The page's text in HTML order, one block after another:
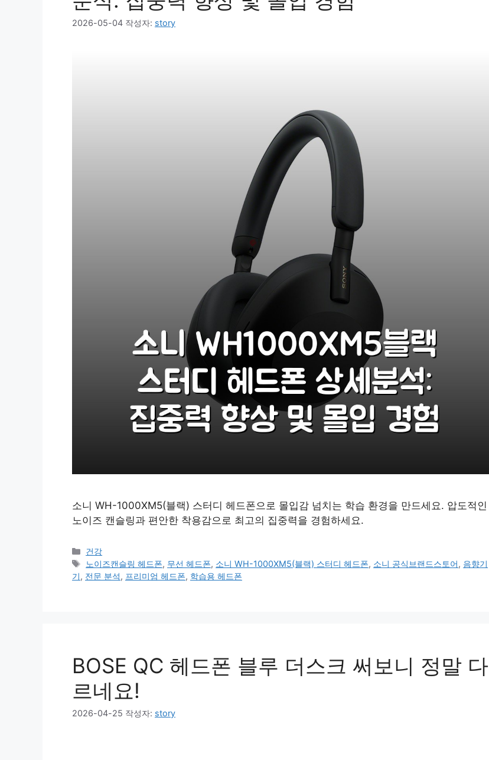
2026-05-04 작성자: story
소니 WH-1000XM5(블랙) 스터디 헤드폰으로 몰입감 넘치는 학습 환경을 만드세요. 압도적인
노이즈 캔슬링과 편안한 착용감으로 최고의 집중력을 경험하세요.
카
테
고
건강
태
그
노이즈캔슬링 헤드폰, 무선 헤드폰, 소니 WH-1000XM5(블랙) 스터디 헤드폰, 소니 공식브랜드스토어, 음향기
기, 전문 분석, 프리미엄 헤드폰, 학습용 헤드폰
BOSE QC 헤드폰 블루 더스크 써보니 정말 다
르네요!
2026-04-25 작성자: story